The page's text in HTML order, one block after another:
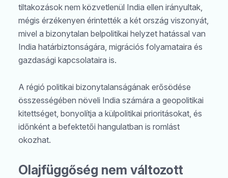
tiltakozások nem közvetlenül India ellen irányultak,
mégis érzékenyen érintették a két ország viszonyát,
mivel a bizonytalan belpolitikai helyzet hatással van
India határbiztonságára, migrációs folyamataira és
gazdasági kapcsolataira is.
A régió politikai bizonytalanságának erősödése
összességében növeli India számára a geopolitikai
kitettséget, bonyolítja a külpolitikai prioritásokat, és
időnként a befektetői hangulatban is romlást
okozhat.
Olajfüggőség nem változott